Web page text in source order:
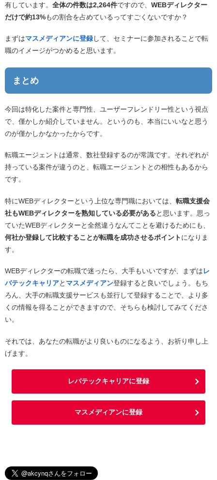
有しています。 全体の件数は2,264件ですので、 WEBディレクター
だけで約13%もの割合を占めているってすごくないですか？
まずはマスメディアンに登録して、セミナーに参加されることで転
職のイメージがつかめると思います。
まとめ
今回は特化した案件と専門性、ユーザーフレンドリー性という視点
で、僅かしか紹介していません。というのも、本当にいいなと思う
のが僅かしかなかったからです。
転職エージェントは通常、数社登録するのが常識です。それぞれが
持っている案件が違うのと、転職エージェントとの相性もあるから
です。
特にWEBディレクターという上位な専門職においては、 転職支援会
社もWEBディレクターを熟知している必要があると思います。思っ
ていたWEBディレクターと全然違うなんてことを避けるためにも、
何社か登録して比較することが転職を成功させるポイントになりま
す。
WEBディレクターの転職で迷ったら、大手もいいですが、まずはレ
バテックキャリアと マスメディアン登録すると良いでしょう。もち
ろん、大手の転職支援サービスも並行して登録することで、より多
くの情報を得ることができますので、そちらも検討してみてくださ
い。
それでは、あなたの転職がより良いものになるよう、お祈り申し上
げます。
レバテックキャリアに登録
マスメディアンに登録